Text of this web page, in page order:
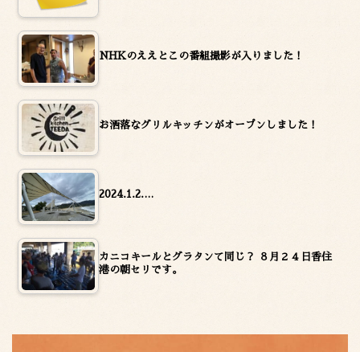
NHKのええとこの番組撮影が入りました！
お洒落なグリルキッチンがオープンしました！
2024.1.2.…
カニコキールとグラタンて同じ？ ８月２４日香住
港の朝セリです。